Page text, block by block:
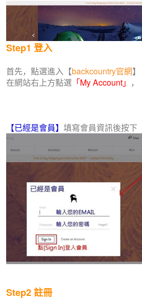
Step1 登入
首先，點選進入【backcountry官網】
在網站右上方點選 「My Account」 ，
【已經是會員】 填寫會員資訊後按下
Step2註冊